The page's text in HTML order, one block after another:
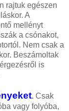
rajtuk egészen
A
mellényt
a csónakot,
Nem csak a
Beszámoltak
is
. Csak
vagy folyóba,